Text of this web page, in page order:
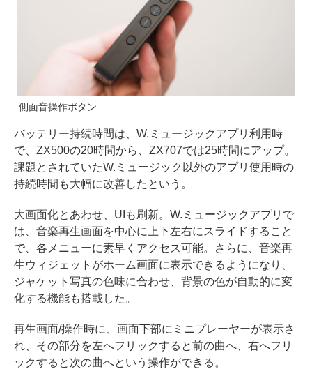
側面音操作ボタン
バッテリー持続時間は、W.ミュージックアプリ利用時
で、ZX500の20時間から、ZX707では25時間にアップ。
課題とされていたW.ミュージック以外のアプリ使用時の
持続時間も大幅に改善したという。
大画面化とあわせ、UIも刷新。W.ミュージックアプリで
は、音楽再生画面を中心に上下左右にスライドすること
で、各メニューに素早くアクセス可能。さらに、音楽再
生ウィジェットがホーム画面に表示できるようになり、
ジャケット写真の色味に合わせ、背景の色が自動的に変
化する機能も搭載した。
再生画面/操作時に、画面下部にミニプレーヤーが表示さ
れ、その部分を左へフリックすると前の曲へ、右へフリ
ックすると次の曲へという操作ができる。